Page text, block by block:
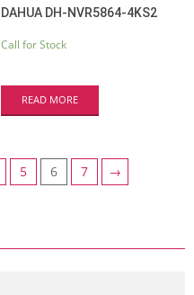
DAHUA DH-NVR5864-4KS2
Call for Stock
READ MORE
5 6 7 →